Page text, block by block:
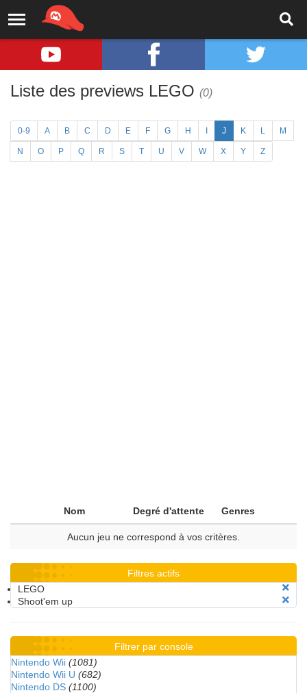
Liste des previews LEGO (0)
0-9 A B C D E F G H J K L M
N O P Q R S T U V W X Y Z
Nom Degré d'attente Genres
Aucun jeu ne correspond à vos critères.
Filtres actifs
LEGO
Shoot'em up
Filtrer par console
Nintendo Wii (1081)
Nintendo Wii U (682)
Nintendo DS (1100)